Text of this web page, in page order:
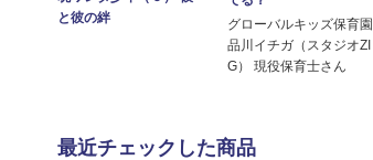
と彼の絆
グローバルキッズ保育園
品川イチガ（スタジオZI
G） 現役保育士さん
最近チェックした商品